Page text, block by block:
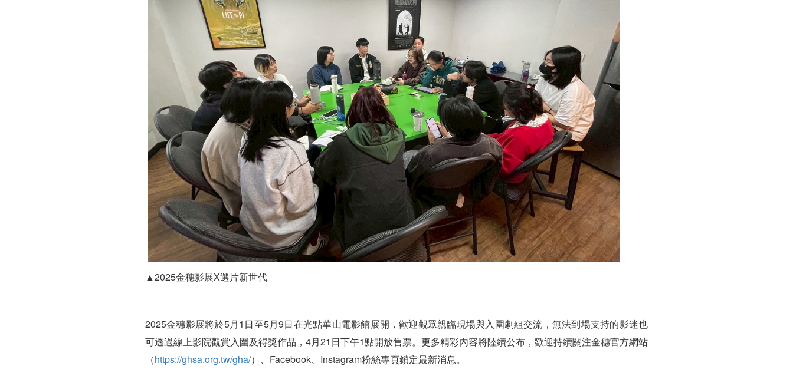
▲2025金穗影展X選片新世代
2025金穗影展將於5月1日至5月9日在光點華山電影館展開，歡迎觀眾親臨現場與入圍劇組交流，無法到場支持的影迷也
可透過線上影院觀賞入圍及得獎作品，4月21日下午1點開放售票。更多精彩內容將陸續公布，歡迎持續關注金穗官方網站
（https://ghsa.org.tw/gha/）、Facebook、Instagram粉絲專頁鎖定最新消息。